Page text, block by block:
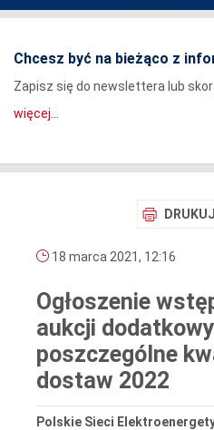
Chcesz być na bieżąco z
Zapisz się do newslettera lub
więcej...
DRUKUJ
18 marca 2021, 12:16
Ogłoszenie
aukcji
poszczególne
dostaw 2022
Polskie Sieci